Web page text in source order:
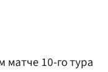
матче 10-го тура